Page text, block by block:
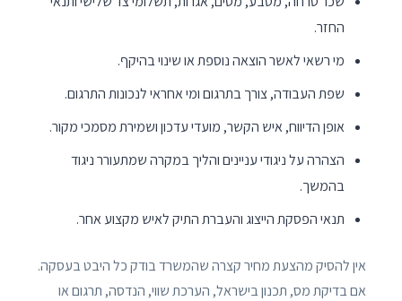
החזר.
מי רשאי לאשר הוצאה נוספת או שינוי בהיקף.
שפת העבודה, צורך בתרגום ומי אחראי לנכונות התרגום.
אופן הדיווח, איש הקשר, מועדי עדכון ושמירת מסמכי מקור.
הצהרה על ניגודי עניינים והליך במקרה שמתעורר ניגוד
בהמשך.
תנאי הפסקת הייצוג והעברת התיק לאיש מקצוע אחר.
אין להסיק מהצעת מחיר קצרה שהמשרד בודק כל היבט בעסקה.
אם בדיקת מס, תכנון בישראל, הערכת שווי, הנדסה, תרגום או